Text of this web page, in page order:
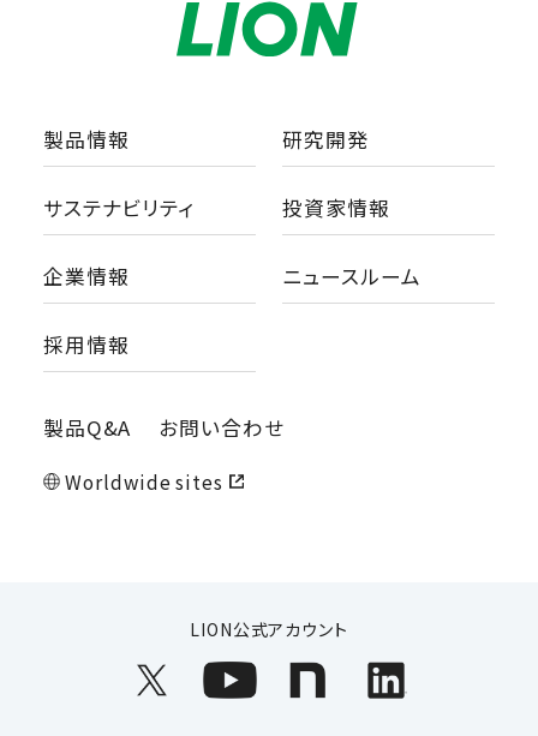
製品情報 研究開発
サステナビリティ 投資家情報
企業情報 ニュースルーム
採用情報
製品Q&A お問い合わせ
Worldwide sites
LION公式アカウント